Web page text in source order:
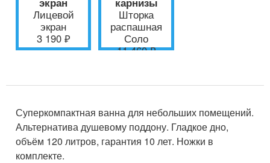
Лицевой
экран
3 190 ₽
Шторка
распашная
Соло
11 460 ₽
Суперкомпактная ванна для небольших помещений.
Альтернатива душевому поддону. Гладкое дно,
объём 120 литров, гарантия 10 лет. Ножки в
комплекте.